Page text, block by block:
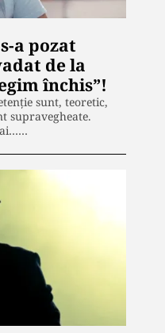
a pozat
de la
închis”!
sunt, teoretic,
supravegheate.